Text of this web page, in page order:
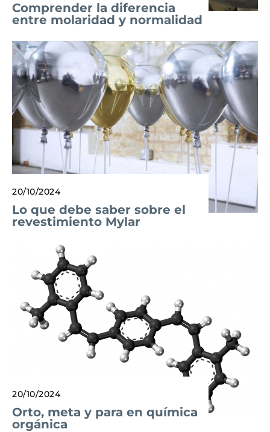
Comprender la diferencia
entre molaridad y normalidad
20/10/2024
Lo que debe saber sobre el
revestimiento Mylar
20/10/2024
Orto, meta y para en química
orgánica